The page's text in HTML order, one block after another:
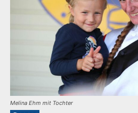
Melina Ehm mit Tochter